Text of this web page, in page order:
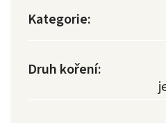
Kategorie:
Druh koření: